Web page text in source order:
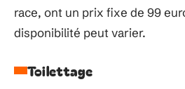
race, ont un prix fixe de 99
disponibilité peut varier.
Toilettage